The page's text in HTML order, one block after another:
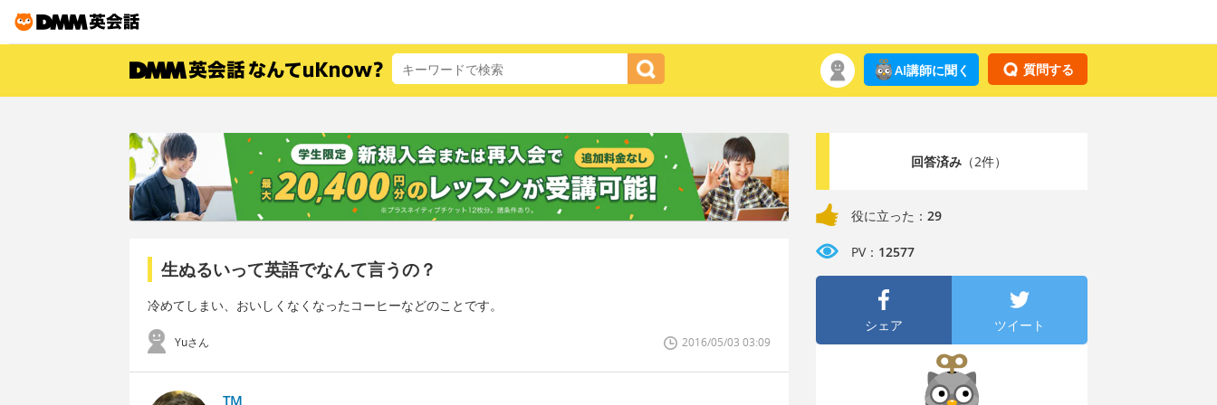
質問する
AI講師に聞く
生ぬるいって英語でなんて言うの？
冷めてしまい、おいしくなくなったコーヒーなどのことです。
Yuさん 2016/05/03 03:09
TM
回答済み（2件）
役に立った： 29
PV： 12577
シェア ツイート